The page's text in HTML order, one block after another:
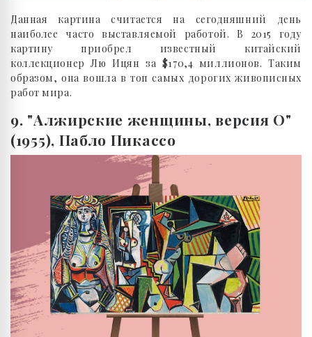
Данная картина считается на сегодняшний день
наиболее часто выставляемой работой. В 2015 году
картину приобрел известный китайский
коллекционер Лю Ицян за $170,4 миллионов. Таким
образом, она вошла в топ самых дорогих живописных
работ мира.
9. "Алжирские женщины, версия О"
(1955), Пабло Пикассо